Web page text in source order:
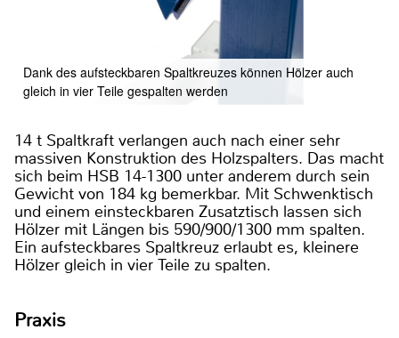
Dank des aufsteckbaren Spaltkreuzes können Hölzer auch
gleich in vier Teile gespalten werden
14 t Spaltkraft verlangen auch nach einer sehr
massiven Konstruktion des Holzspalters. Das macht
sich beim HSB 14-1300 unter anderem durch sein
Gewicht von 184 kg bemerkbar. Mit Schwenktisch
und einem einsteckbaren Zusatztisch lassen sich
Hölzer mit Längen bis 590/900/1300 mm spalten.
Ein aufsteckbares Spaltkreuz erlaubt es, kleinere
Hölzer gleich in vier Teile zu spalten.
Praxis